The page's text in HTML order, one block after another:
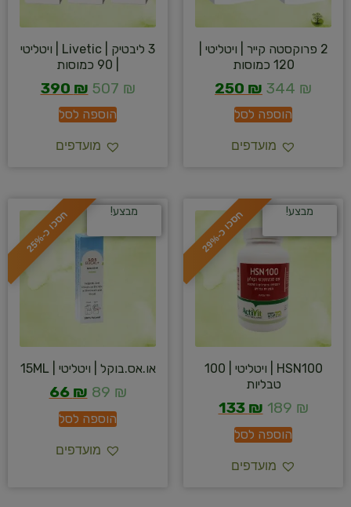
2 פרוקסטה קייר | ויטליטי |
120 כמוסות
344 ₪
250 ₪
הוספה לסל
מועדפים
3 ליבטיק | Livetic | ויטליטי
507 ₪
390 ₪
הוספה לסל
מועדפים
ח
ס
כ
ו
כ
-
2
9
% מבצע!
HSN100 | ויטליטי | 100
טבליות
189 ₪
133 ₪
הוספה לסל
מועדפים
ח
ס
כ
ו
כ
-
2
5
% מבצע!
או.אס.בוקל | ויטליטי | 15ML
89 ₪
66 ₪
הוספה לסל
מועדפים